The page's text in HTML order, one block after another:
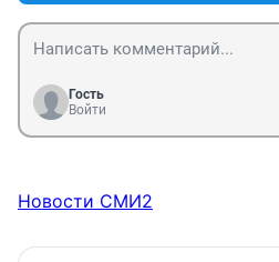
Гость
Войти
Новости СМИ2